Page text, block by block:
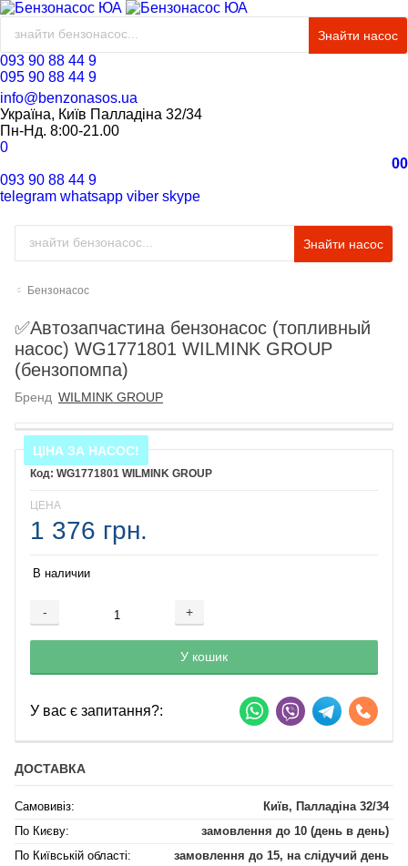
Знайти насос
093 90 88 44 9
095 90 88 44 9
info@benzonasos.ua
Україна, Київ Палладіна 32/34
Пн-Нд. 8:00-21.00
0
00
093 90 88 44 9
telegram whatsapp viber skype
Знайти насос
Бензонасос
✅Автозапчастина бензонасос (топливный
насос) WG1771801 WILMINK GROUP
(бензопомпа)
Бренд WILMINK GROUP
ЦІНА ЗА НАСОС!
WG1771801 WILMINK GROUP
ЦЕНА
1 376 грн.
В наличии
- +
Добавляется...
У кошик
Добавлен
У вас є запитання?:
ДОСТАВКА
Самовивіз:
Київ, Палладіна 32/34
По Києву:
замовлення до 10 (день в день)
По Київській області:
замовлення до 15, на слідучий день